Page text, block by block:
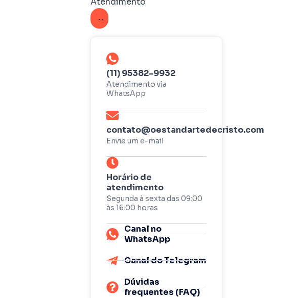
(11) 95382-9932
Atendimento via
WhatsApp
contato@oestandartedecristo.com
Envie um e-mail
Horário de
atendimento
Segunda à sexta das 09:00
às 16:00 horas
Canal no
WhatsApp
Canal do Telegram
Dúvidas
frequentes (FAQ)